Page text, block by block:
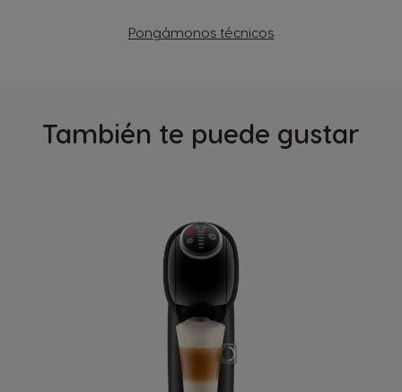
Pongámonos técnicos
También te puede gustar